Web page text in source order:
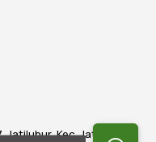
Jatiluhur, Kec. Jatiasih,